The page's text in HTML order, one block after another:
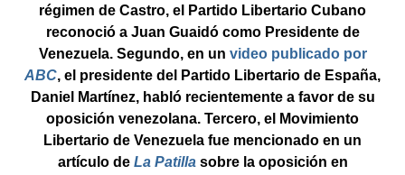
régimen de Castro, el Partido Libertario Cubano
reconoció a Juan Guaidó como Presidente de
Venezuela. Segundo, en un video publicado por
ABC, el presidente del Partido Libertario de España,
Daniel Martínez, habló recientemente a favor de su
oposición venezolana. Tercero, el Movimiento
Libertario de Venezuela fue mencionado en un
artículo de La Patillasobre la oposición en